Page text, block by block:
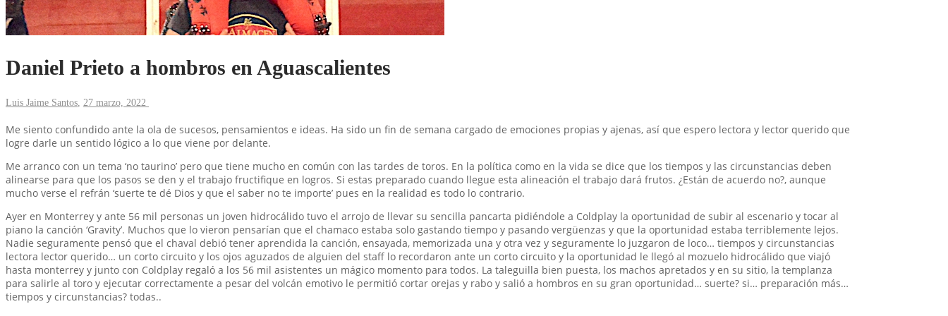
Daniel Prieto a hombros en Aguascalientes
Luis Jaime Santos, 27 marzo, 2022
Me siento confundido ante la ola de sucesos, pensamientos e ideas. Ha sido un fin de semana cargado de emociones propias y ajenas, así que espero lectora y lector querido que
logre darle un sentido lógico a lo que viene por delante.
Me arranco con un tema ‘no taurino’ pero que tiene mucho en común con las tardes de toros. En la política como en la vida se dice que los tiempos y las circunstancias deben
alinearse para que los pasos se den y el trabajo fructifique en logros. Si estas preparado cuando llegue esta alineación el trabajo dará frutos. ¿Están de acuerdo no?, aunque
mucho verse el refrán ‘suerte te dé Dios y que el saber no te importe’ pues en la realidad es todo lo contrario.
Ayer en Monterrey y ante 56 mil personas un joven hidrocálido tuvo el arrojo de llevar su sencilla pancarta pidiéndole a Coldplay la oportunidad de subir al escenario y tocar al
piano la canción ‘Gravity’. Muchos que lo vieron pensarían que el chamaco estaba solo gastando tiempo y pasando vergüenzas y que la oportunidad estaba terriblemente lejos.
Nadie seguramente pensó que el chaval debió tener aprendida la canción, ensayada, memorizada una y otra vez y seguramente lo juzgaron de loco… tiempos y circunstancias
lectora lector querido… un corto circuito y los ojos aguzados de alguien del staff lo recordaron ante un corto circuito y la oportunidad le llegó al mozuelo hidrocálido que viajó
hasta monterrey y junto con Coldplay regaló a los 56 mil asistentes un mágico momento para todos. La taleguilla bien puesta, los machos apretados y en su sitio, la templanza
para salirle al toro y ejecutar correctamente a pesar del volcán emotivo le permitió cortar orejas y rabo y salió a hombros en su gran oportunidad… suerte? si… preparación más…
tiempos y circunstancias? todas..